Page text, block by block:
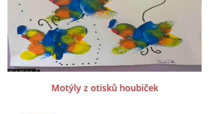
UČTE DĚTI PROŽITKEM
ŠABLONY
SENZORY PLAY
Motýly z otisků houbiček